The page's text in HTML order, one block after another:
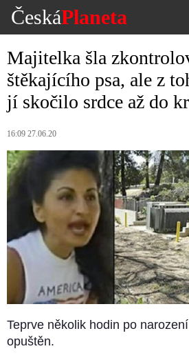
ČeskáPlaneta
Majitelka šla
štěkajícího psa, ale z
jí skočilo srdce až do
16:09 27.06.20
Teprve několik hodin po
opuštěn.